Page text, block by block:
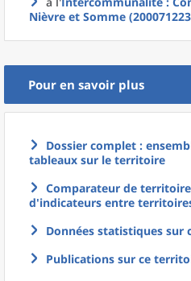
Nièvre et Somme
Pour en savoir plus
Dossier complet :
tableaux sur le territoire
Comparateur de
d'indicateurs entre
Données statistiques sur
Publications sur ce